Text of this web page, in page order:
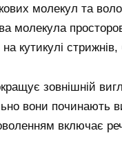
молекул та
молекула
кутикулі
зовнішній
вони
включає